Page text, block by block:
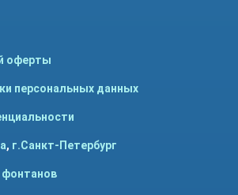
оферты
персональных данных
, г.Санкт-Петербург
фонтанов